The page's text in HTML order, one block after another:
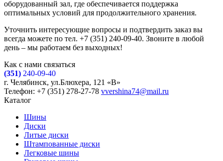
оборудованный зал, где обеспечивается поддержка
оптимальных условий для продолжительного хранения.
Уточнить интересующие вопросы и подтвердить заказ вы
всегда можете по тел. +7 (351) 240-09-40. Звоните в любой
день – мы работаем без выходных!
Как с нами связаться
(351) 240-09-40
г. Челябинск, ул.Блюхера, 121 «В»
Телефон: +7 (351) 278-27-78 vvershina74@mail.ru
Каталог
Шины
Диски
Литые диски
Штампованные диски
Легковые шины